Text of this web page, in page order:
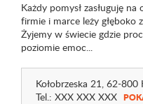
Każdy pomysł zasługuję
firmie i marce leży głęboko
Żyjemy w świecie gdzie
poziomie emoc...
Kołobrzeska 21, 62-800
Tel.: XXX XXX XXX